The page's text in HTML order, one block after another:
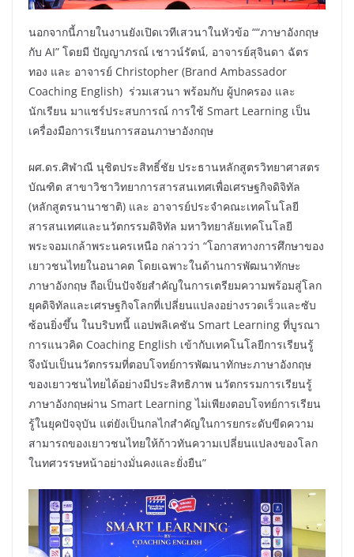
นอกจากนี้ภายในงานยังเปิดเวทีเสวนาในหัวข้อ ““ภาษาอังกฤษ
กับ AI” โดยมี ปัญญาภรณ์ เชาวน์รัตน์, อาจารย์สุจินดา ฉัตร
ทอง และ อาจารย์ Christopher (Brand Ambassador
Coaching English) ร่วมเสวนา พร้อมกับ ผู้ปกครอง และ
นักเรียน มาแชร์ประสบการณ์ การใช้ Smart Learning เป็น
เครื่องมือการเรียนการสอนภาษาอังกฤษ
ผศ.ดร.ศิฬาณี นุชิตประสิทธิ์ชัย ประธานหลักสูตรวิทยาศาสตร
บัณฑิต สาขาวิชาวิทยาการสารสนเทศเพื่อเศรษฐกิจดิจิทัล
(หลักสูตรนานาชาติ) และ อาจารย์ประจำคณะเทคโนโลยี
สารสนเทศและนวัตกรรมดิจิทัล มหาวิทยาลัยเทคโนโลยี
พระจอมเกล้าพระนครเหนือ กล่าวว่า “โอกาสทางการศึกษาของ
เยาวชนไทยในอนาคต โดยเฉพาะในด้านการพัฒนาทักษะ
ภาษาอังกฤษ ถือเป็นปัจจัยสำคัญในการเตรียมความพร้อมสู่โลก
ยุคดิจิทัลและเศรษฐกิจโลกที่เปลี่ยนแปลงอย่างรวดเร็วและซับ
ซ้อนยิ่งขึ้น ในบริบทนี้ แอปพลิเคชัน Smart Learning ที่บูรณา
การแนวคิด Coaching English เข้ากับเทคโนโลยีการเรียนรู้
จึงนับเป็นนวัตกรรมที่ตอบโจทย์การพัฒนาทักษะภาษาอังกฤษ
ของเยาวชนไทยได้อย่างมีประสิทธิภาพ นวัตกรรมการเรียนรู้
ภาษาอังกฤษผ่าน Smart Learning ไม่เพียงตอบโจทย์การเรียน
รู้ในยุคปัจจุบัน แต่ยังเป็นกลไกสำคัญในการยกระดับขีดความ
สามารถของเยาวชนไทยให้ก้าวทันความเปลี่ยนแปลงของโลก
ในทศวรรษหน้าอย่างมั่นคงและยั่งยืน”